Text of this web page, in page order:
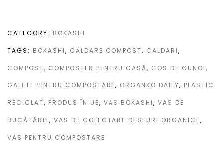
CATEGORY: BOKASHI
TAGS: BOKASHI, CĂLDARE COMPOST, CALDARI,
COMPOST, COMPOSTER PENTRU CASĂ, COS DE GUNOI,
GALETI PENTRU COMPOSTARE, ORGANKO DAILY, PLASTIC
RECICLAT, PRODUS ÎN UE, VAS BOKASHI, VAS DE
BUCĂTĂRIE, VAS DE COLECTARE DESEURI ORGANICE,
VAS PENTRU COMPOSTARE